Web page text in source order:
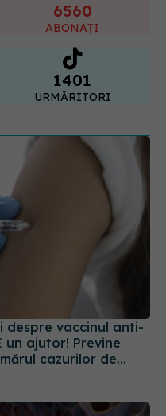
6560
ABONAȚI
1401
URMĂRITORI
un ajutor! Previne
cazurilor de